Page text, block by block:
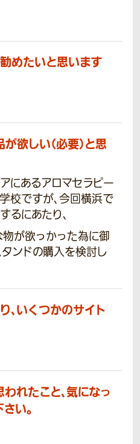
めたいと思います
欲しい（必要）と思
にあるアロマセラピー
校ですが、今回横浜で
るにあたり、
が欲っかった為に御
ンドの購入を検討し
、いくつかのサイト
れたこと、気になっ
い。